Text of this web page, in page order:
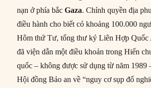
nạn ở phía bắcGaza. Chính quyền địa
điều hành cho biết có khoảng 100.000
Hôm thứ Tư, tổng thư ký Liên Hợp Quốc
đã viện dẫn một điều khoản trong Hiến
quốc – không được sử dụng từ năm 1989
Hội đồng Bảo an về “nguy cơ sụp đổ